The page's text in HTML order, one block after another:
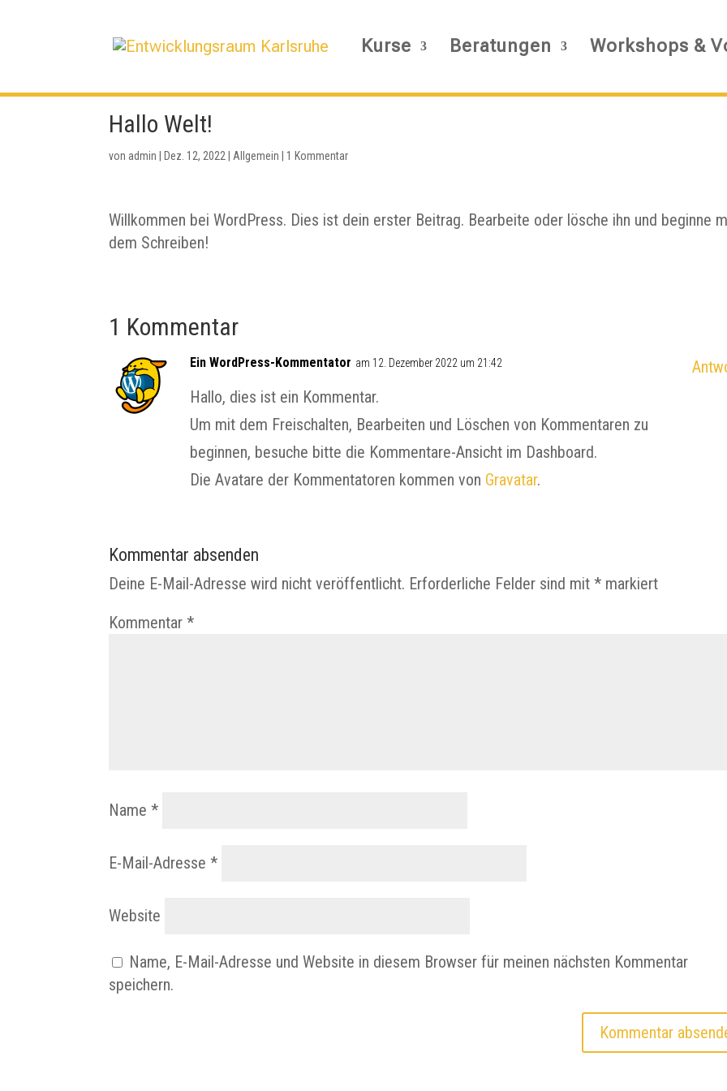
Kurse Beratungen Workshops &
Hallo Welt!
von admin Dez. 12, 2022 Allgemein 1 Kommentar
Willkommen bei WordPress. Dies ist dein erster Beitrag. Bearbeite oder lösche ihn und beginne
dem Schreiben!
1 Kommentar
Ein WordPress-Kommentator am 12. Dezember 2022 um 21:42
Hallo, dies ist ein Kommentar.
Um mit dem Freischalten, Bearbeiten und Löschen von Kommentaren zu
beginnen, besuche bitte die Kommentare-Ansicht im Dashboard.
Die Avatare der Kommentatoren kommen von Gravatar.
Kommentar absenden
Deine E-Mail-Adresse wird nicht veröffentlicht. Erforderliche Felder sind mit* markiert
Kommentar*
Name*
E-Mail-Adresse*
Website
Name, E-Mail-Adresse und Website in diesem Browser für meinen nächsten Kommentar
speichern.